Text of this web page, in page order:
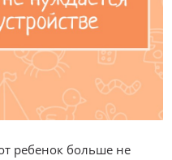
ребенок больше не